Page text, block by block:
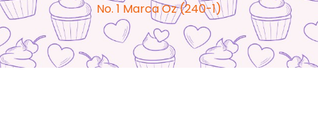
No. 1 Marca Oz (240-1)